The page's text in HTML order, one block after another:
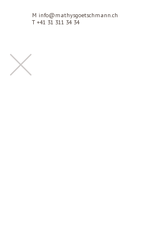
M info@mathysgoetschmann.ch
T +41 31 311 34 34